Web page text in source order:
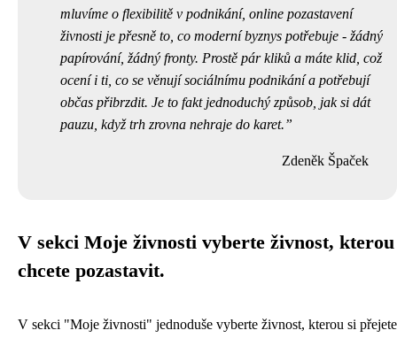
mluvíme o flexibilitě v podnikání, online pozastavení
živnosti je přesně to, co moderní byznys potřebuje - žádný
papírování, žádný fronty. Prostě pár kliků a máte klid, což
ocení i ti, co se věnují sociálnímu podnikání a potřebují
občas přibrzdit. Je to fakt jednoduchý způsob, jak si dát
pauzu, když trh zrovna nehraje do karet.
Zdeněk Špaček
V sekci Moje živnosti vyberte živnost, kterou
chcete pozastavit.
V sekci "Moje živnosti" jednoduše vyberte živnost, kterou si přejete